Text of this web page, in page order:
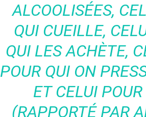
ALCOOLISÉES,
QUI CUEILLE,
QUI LES ACHÈTE,
POUR QUI ON
ET CELUI
(RAPPORTÉ PAR